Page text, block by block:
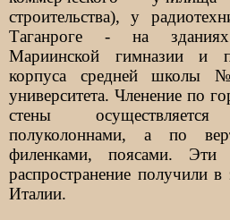
строительства), у
Таганроге - на
Мариинской гимназии и
корпуса средней школы
университета. Членение по
стены
полуколоннами, а по
филенками, поясами. Эти
распространение получили
Италии.